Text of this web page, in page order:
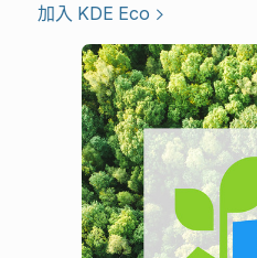
加入 KDE Eco